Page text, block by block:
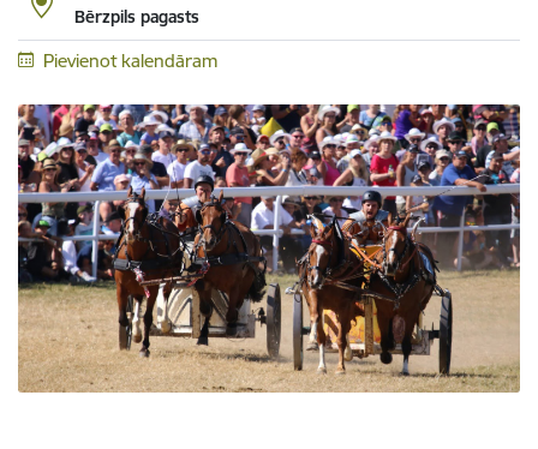
Bērzpils pagasts
Pievienot kalendāram